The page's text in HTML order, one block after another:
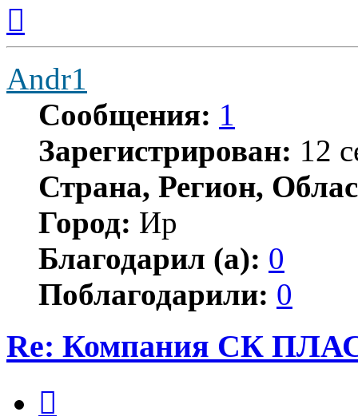
началу
Andr1
Сообщения: 1
Зарегистрирован: 12
Страна, Регион,
Город: Ир
Благодарил (а): 0
Поблагодарили: 0
Re: Компания СК